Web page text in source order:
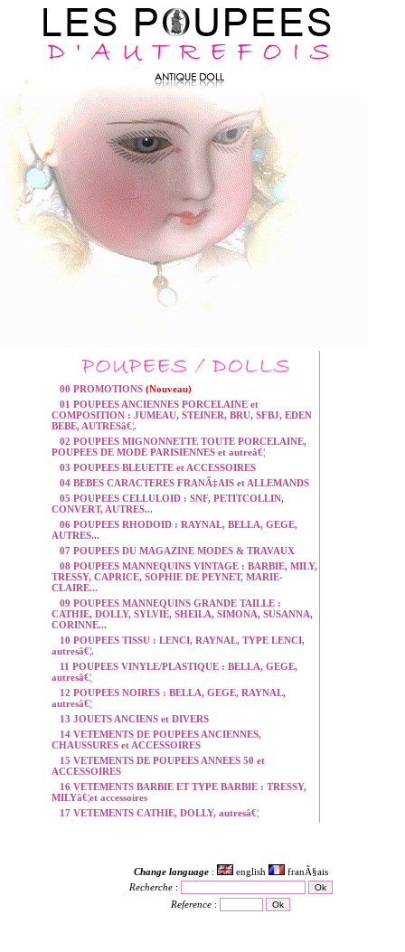
00 PROMOTIONS (Nouveau)
01 POUPEES ANCIENNES PORCELAINE et
COMPOSITION : JUMEAU, STEINER, BRU, SFBJ, EDEN
BEBE, AUTRESâ€¦.
02 POUPEES MIGNONNETTE TOUTE PORCELAINE,
POUPEES DE MODE PARISIENNES et autreâ€¦
03 POUPEES BLEUETTE et ACCESSOIRES
04 BEBES CARACTERES FRANÃ‡AIS et ALLEMANDS
05 POUPEES CELLULOID : SNF, PETITCOLLIN,
CONVERT, AUTRES...
06 POUPEES RHODOID : RAYNAL, BELLA, GEGE,
AUTRES...
07 POUPEES DU MAGAZINE MODES & TRAVAUX
08 POUPEES MANNEQUINS VINTAGE : BARBIE, MILY,
TRESSY, CAPRICE, SOPHIE DE PEYNET, MARIE-
CLAIRE...
09 POUPEES MANNEQUINS GRANDE TAILLE :
CATHIE, DOLLY, SYLVIE, SHEILA, SIMONA, SUSANNA,
CORINNE...
10 POUPEES TISSU : LENCI, RAYNAL, TYPE LENCI,
autresâ€¦.
11 POUPEES VINYLE/PLASTIQUE : BELLA, GEGE,
autresâ€¦
12 POUPEES NOIRES : BELLA, GEGE, RAYNAL,
autresâ€¦
13 JOUETS ANCIENS et DIVERS
14 VETEMENTS DE POUPEES ANCIENNES,
CHAUSSURES et ACCESSOIRES
15 VETEMENTS DE POUPEES ANNEES 50 et
ACCESSOIRES
16 VETEMENTS BARBIE ET TYPE BARBIE : TRESSY,
MILYâ€¦et accessoires
17 VETEMENTS CATHIE, DOLLY, autresâ€¦
Change language: english
franÃ§ais
Recherche:
Reference :